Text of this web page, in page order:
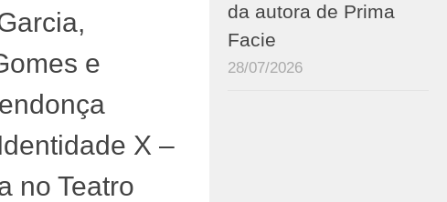
e
X –
no Teatro
da autora de Prima
Facie
28/07/2026